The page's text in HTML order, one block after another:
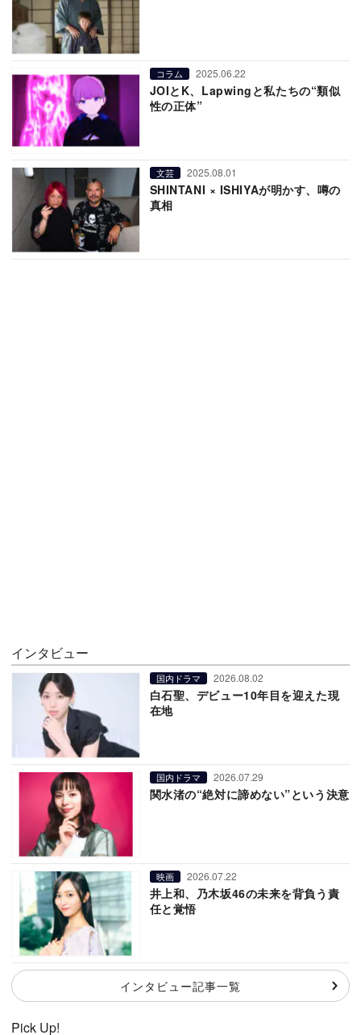
コラム 2025.06.22
JOIとK、Lapwingと私たちの“類似
性の正体”
文芸 2025.08.01
SHINTANI × ISHIYAが明かす、噂の
真相
インタビュー
国内ドラマ 2026.08.02
白石聖、デビュー10年目を迎えた現
在地
国内ドラマ 2026.07.29
関水渚の“絶対に諦めない”という決意
映画 2026.07.22
井上和、乃木坂46の未来を背負う責
任と覚悟
インタビュー記事一覧
Pick Up!